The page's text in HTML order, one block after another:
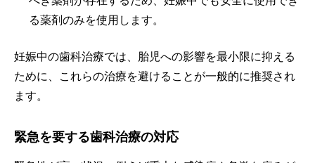
る薬剤のみを使用します。
妊娠中の歯科治療では、胎児への影響を最小限に抑える
ために、これらの治療を避けることが一般的に推奨され
ます。
緊急を要する歯科治療の対応